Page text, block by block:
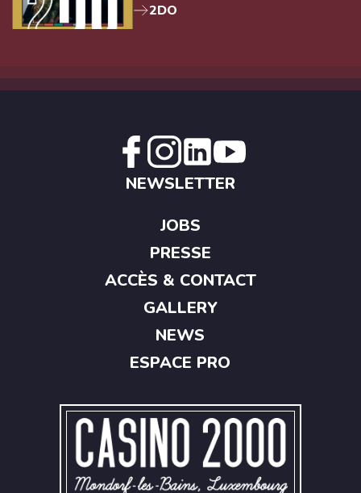
2DO
NEWSLETTER
JOBS
PRESSE
ACCÈS & CONTACT
GALLERY
NEWS
ESPACE PRO